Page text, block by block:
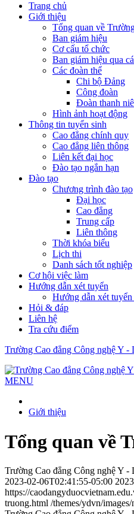
Trang chủ
Giới thiệu
Tổng quan về
Ban giám hiệu
Cơ cấu tổ chức
Ban giám hiệu qua
Các đoàn thể
Chi bộ Đảng
Công đoàn
Đoàn thanh
Hình ảnh hoạt động
Thông tin tuyển sinh
Cao đẳng chính quy
Cao đẳng liên thông
Liên kết đại học
Đào tạo ngắn hạn
Đào tạo
Chương trình đào tạo
Đại học
Cao đẳng
Trung cấp
Liên thông
Thời khóa biểu
Lịch thi
Danh sách tốt nghiệp
Cơ hội việc làm
Hướng dẫn xét tuyển
Hướng dẫn xét
Hỏi & đáp
Liên hệ
Tra cứu điểm
Trường Cao đẳng Công nghệ Y -
MENU
Giới thiệu
Tổng quan về
Trường Cao đẳng Công nghệ Y -
2023-02-06T02:41:55-05:00
https://
truong.html /themes/ydvn/